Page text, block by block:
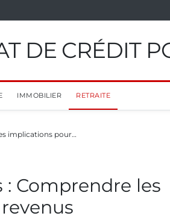
DE CRÉDIT
IMMOBILIER RETRAITE
implications pour…
: Comprendre les